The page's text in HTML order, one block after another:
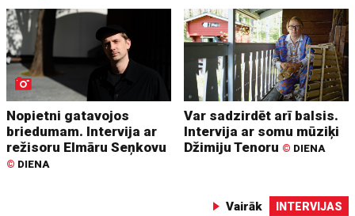
Nopietni gatavojos
briedumam. Intervija ar
režisoru Elmāru Seņkovu
© DIENA
Var sadzirdēt arī balsis.
Intervija ar somu mūziķi
Džimiju Tenoru © DIENA
Vairāk INTERVIJAS